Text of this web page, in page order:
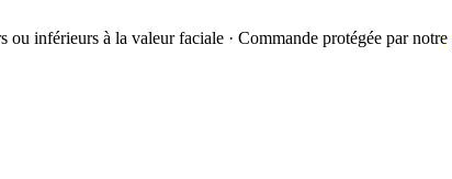
inférieurs à la valeur faciale · Commande protégée par notre